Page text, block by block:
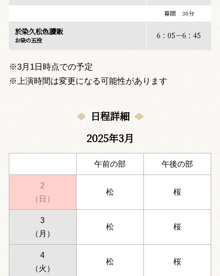
幕間 30分
於染久松色讀販
お染の五役 6：05－6：45
※3月1日時点での予定
※上演時間は変更になる可能性があります
日程詳細
2025年3月
午前の部 午後の部
2
（日）
松 桜
3
（月）
松 桜
4
（火）
松 桜